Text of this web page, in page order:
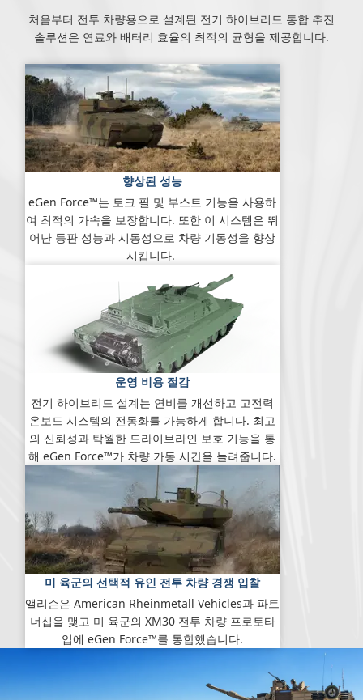
처음부터 전투 차량용으로 설계된 전기 하이브리드 통합 추진
솔루션은 연료와 배터리 효율의 최적의 균형을 제공합니다.
향상된 성능
eGen Force™는 토크 필 및 부스트 기능을 사용하
여 최적의 가속을 보장합니다. 또한 이 시스템은 뛰
어난 등판 성능과 시동성으로 차량 기동성을 향상
시킵니다.
운영 비용 절감
전기 하이브리드 설계는 연비를 개선하고 고전력
온보드 시스템의 전동화를 가능하게 합니다. 최고
의 신뢰성과 탁월한 드라이브라인 보호 기능을 통
해 eGen Force™가 차량 가동 시간을 늘려줍니다.
미 육군의 선택적 유인 전투 차량 경쟁 입찰
앨리슨은 American Rheinmetall Vehicles과 파트
너십을 맺고 미 육군의 XM30 전투 차량 프로토타
입에 eGen Force™를 통합했습니다.